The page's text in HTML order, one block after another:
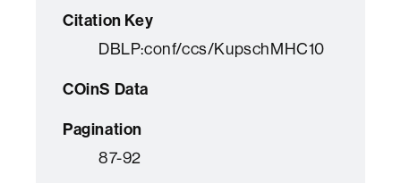
Citation Key
DBLP:conf/ccs/KupschMHC10
COinS Data
Pagination
87-92